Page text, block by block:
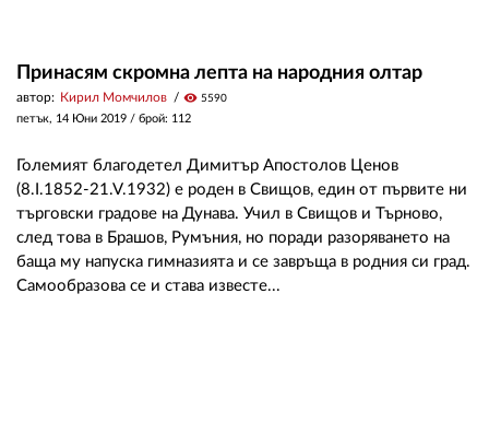
Принасям скромна лепта на народния олтар
автор: Кирил Момчилов visibility 5590
петък, 14 Юни 2019 / брой: 112
Големият благодетел Димитър Апостолов Ценов
(8.I.1852-21.V.1932) е роден в Свищов, един от първите ни
търговски градове на Дунава. Учил в Свищов и Търново,
след това в Брашов, Румъния, но поради разоряването на
баща му напуска гимназията и се завръща в родния си град.
Самообразова се и става известе...